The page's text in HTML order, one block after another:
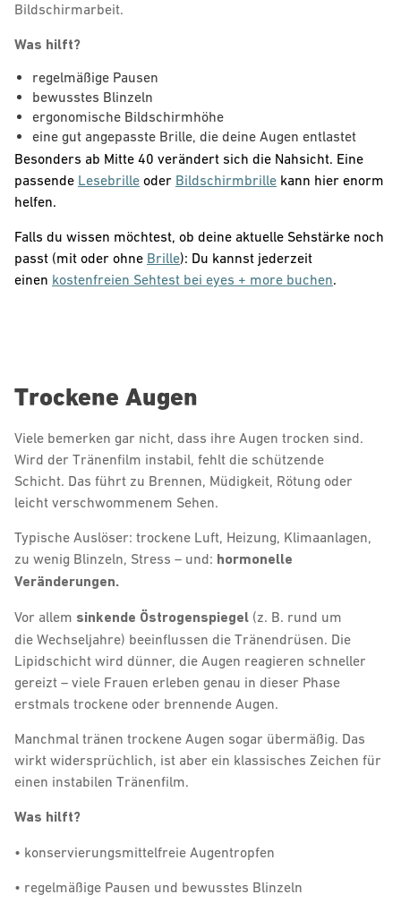
Bildschirmarbeit.
Was hilft?
regelmäßige Pausen
bewusstes Blinzeln
ergonomische Bildschirmhöhe
eine gut angepasste Brille, die deine Augen entlastet
Besonders ab Mitte 40 verändert sich die Nahsicht. Eine
passende Lesebrille oder Bildschirmbrille kann hier enorm
helfen.
Falls du wissen möchtest, ob deine aktuelle Sehstärke noch
passt (mit oder ohne Brille): Du kannst jederzeit
einen kostenfreien Sehtest bei eyes + more buchen.
Trockene Augen
Viele bemerken gar nicht, dass ihre Augen trocken sind.
Wird der Tränenfilm instabil, fehlt die schützende
Schicht. Das führt zu Brennen, Müdigkeit, Rötung oder
leicht verschwommenem Sehen.
Typische Auslöser: trockene Luft, Heizung, Klimaanlagen,
zu wenig Blinzeln, Stress – und: hormonelle
Veränderungen.
Vor allem sinkende Östrogenspiegel (z. B. rund um
die Wechseljahre) beeinflussen die Tränendrüsen. Die
Lipidschicht wird dünner, die Augen reagieren schneller
gereizt – viele Frauen erleben genau in dieser Phase
erstmals trockene oder brennende Augen.
Manchmal tränen trockene Augen sogar übermäßig. Das
wirkt widersprüchlich, ist aber ein klassisches Zeichen für
einen instabilen Tränenfilm.
Was hilft?
• konservierungsmittelfreie Augentropfen
• regelmäßige Pausen und bewusstes Blinzeln